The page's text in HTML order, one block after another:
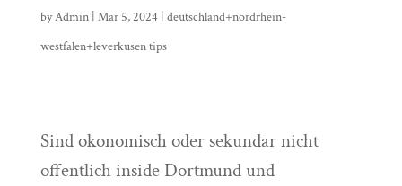
byAdmin| Mar 5, 2024
deutschland+nordrhein-
westfalen+leverkusen tips
Sind okonomisch oder sekundar nicht
offentlich inside Dortmund und